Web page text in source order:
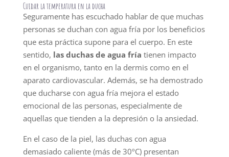
Cuidar la temperatura en la ducha
Seguramente has escuchado hablar de que muchas
personas se duchan con agua fría por los beneficios
que esta práctica supone para el cuerpo. En este
sentido, las duchas de agua fría tienen impacto
en el organismo, tanto en la dermis como en el
aparato cardiovascular. Además, se ha demostrado
que ducharse con agua fría mejora el estado
emocional de las personas, especialmente de
aquellas que tienden a la depresión o la ansiedad.
En el caso de la piel, las duchas con agua
demasiado caliente (más de 30ºC) presentan